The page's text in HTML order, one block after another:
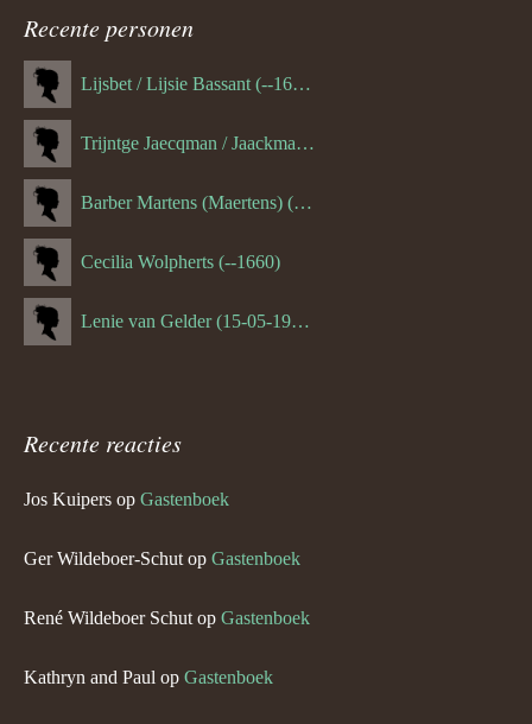
navigatie
Recente personen
Lijsbet / Lijsie Bassant (--1687)
Trijntge Jaecqman / Jaackman (--1651)
Barber Martens (Maertens) (--1658)
Cecilia Wolpherts (--1660)
Lenie van Gelder (15-05-1970)
Recente reacties
Jos Kuipers op Gastenboek
Ger Wildeboer-Schut op Gastenboek
René Wildeboer Schut op Gastenboek
Kathryn and Paul op Gastenboek